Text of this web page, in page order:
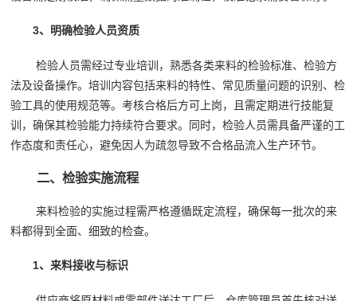
3、明确检验人员资质
检验人员需经过专业培训，熟悉各类来料的检验标准、检验方
法及设备操作。培训内容包括来料的特性、常见质量问题的识别、检
验工具的使用规范等。考核合格后方可上岗，且需定期进行技能复
训，确保其检验能力持续符合要求。同时，检验人员需具备严谨的工
作态度和责任心，避免因人为疏忽导致不合格品流入生产环节。
二、检验实施流程
来料检验的实施过程需严格遵循既定流程，确保每一批次的来
料都得到全面、细致的检查。
1、来料接收与标识